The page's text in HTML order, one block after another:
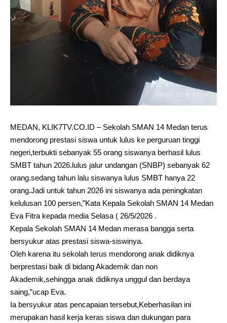
MEDAN, KLIK7TV.CO.ID – Sekolah SMAN 14 Medan terus
mendorong prestasi siswa untuk lulus ke perguruan tinggi
negeri,terbukti sebanyak 55 orang siswanya berhasil lulus
SMBT tahun 2026.lulus jalur undangan (SNBP) sebanyak 62
orang.sedang tahun lalu siswanya lulus SMBT hanya 22
orang.Jadi untuk tahun 2026 ini siswanya ada peningkatan
kelulusan 100 persen,”Kata Kepala Sekolah SMAN 14 Medan
Eva Fitra kepada media Selasa ( 26/5/2026 .
Kepala Sekolah SMAN 14 Medan merasa bangga serta
bersyukur atas prestasi siswa-siswinya.
Oleh karena itu sekolah terus mendorong anak didiknya
berprestasi baik di bidang Akademik dan non
Akademik,sehingga anak didiknya unggul dan berdaya
saing,”ucap Eva.
Ia bersyukur atas pencapaian tersebut,Keberhasilan ini
merupakan hasil kerja keras siswa dan dukungan para